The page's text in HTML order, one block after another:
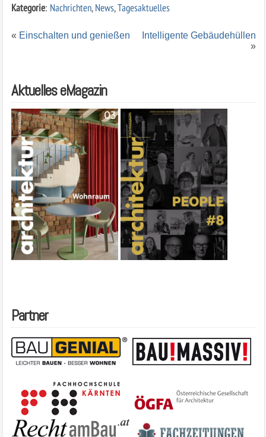
Kategorie: Nachrichten,News,Tagesaktuelles
« Einschalten und genießen
Intelligente Gebäudehüllen
»
Aktuelles eMagazin
Partner